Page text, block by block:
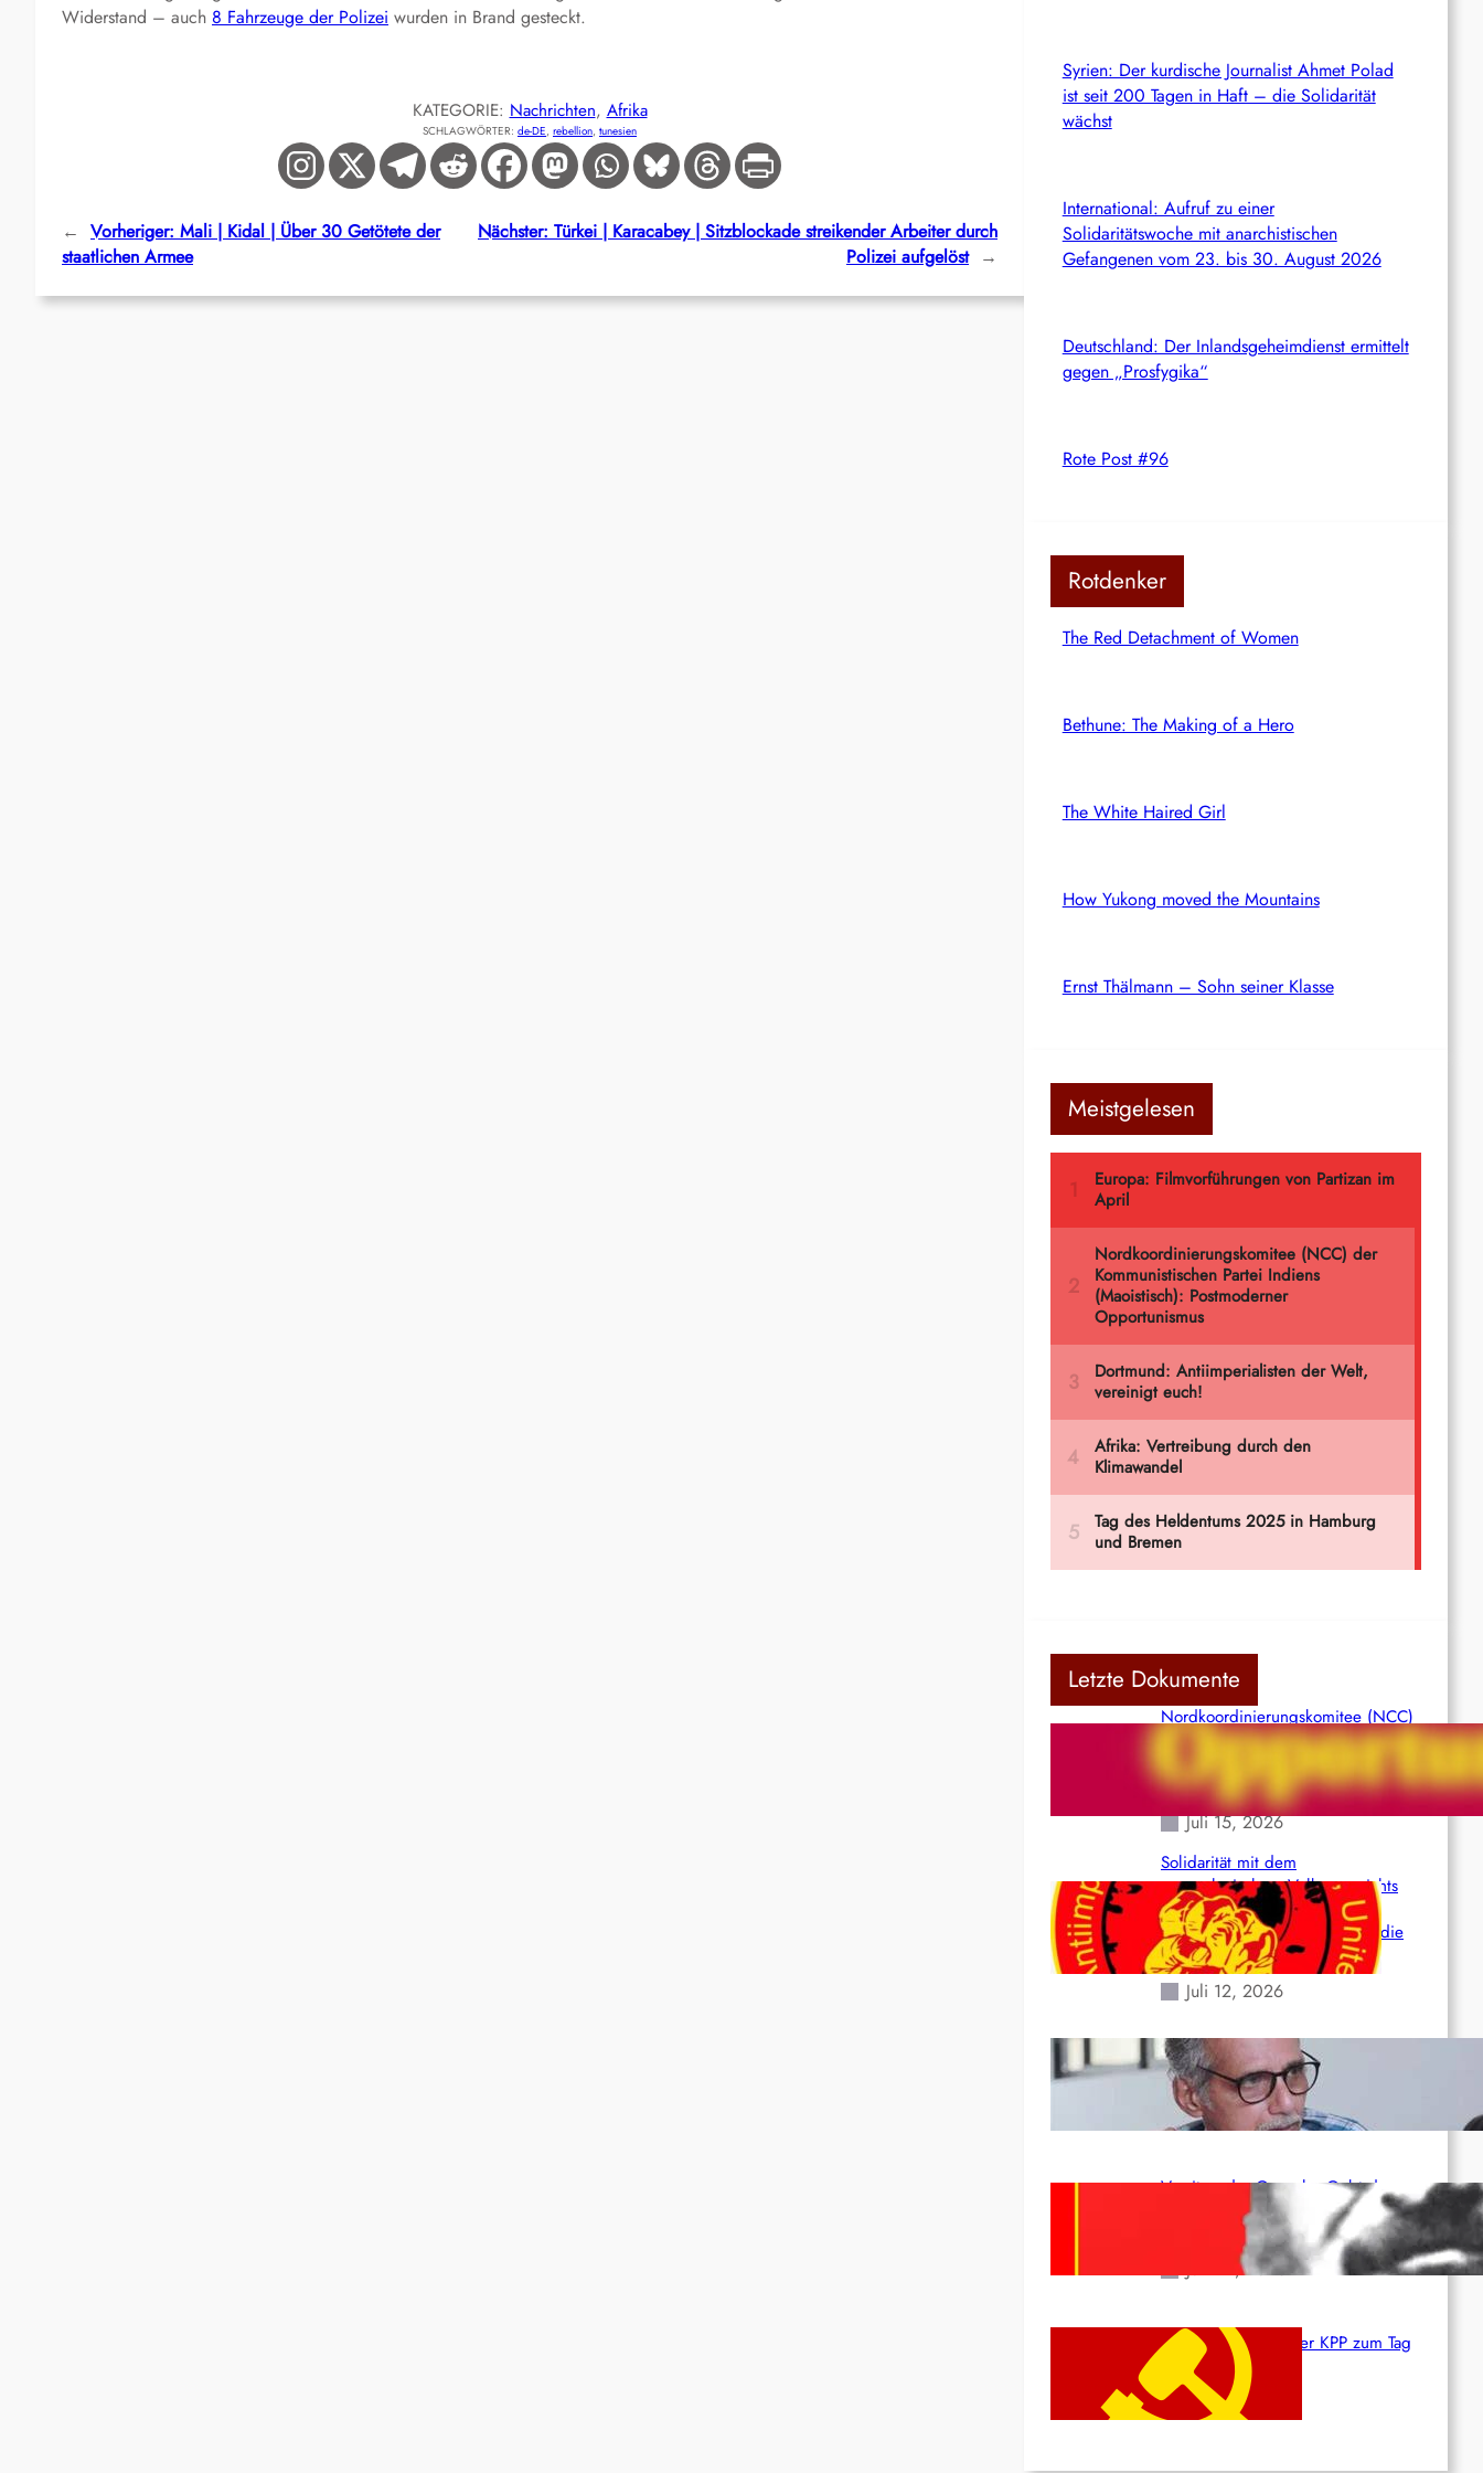
Widerstand – auch 8 Fahrzeuge der Polizei wurden in Brand gesteckt.
KATEGORIE: Nachrichten, Afrika
SCHLAGWÖRTER: de-DE, rebellion, tunesien
← Vorheriger: Mali | Kidal | Über 30 Getötete der
staatlichen Armee
Nächster: Türkei | Karacabey | Sitzblockade streikender Arbeiter durch
Polizei aufgelöst →
Syrien: Der kurdische Journalist Ahmet Polad
ist seit 200 Tagen in Haft – die Solidarität
wächst
International: Aufruf zu einer
Solidaritätswoche mit anarchistischen
Gefangenen vom 23. bis 30. August 2026
Deutschland: Der Inlandsgeheimdienst ermittelt
gegen „Prosfygika“
Rote Post #96
Rotdenker
The Red Detachment of Women
Bethune: The Making of a Hero
The White Haired Girl
How Yukong moved the Mountains
Ernst Thälmann – Sohn seiner Klasse
Meistgelesen
Letzte Dokumente
Nordkoordinierungskomitee (NCC)
der Kommunistischen Partei Indiens
(Maoistisch): Postmoderner
Opportunismus
Juli 15, 2026
Solidarität mit dem
venezolanischem Volk angesichts
der verlorenen Leben und der
katastrophalen Situation durch die
Erdbeben des 24. Juni!
Juli 12, 2026
Indien: „Die Politik der
Kapitulation“ von K. Murali (Ajith)
Juli 1, 2026
Vorsitzender Gonzalo: Gebt das
Leben für die Partei und die
Juni 19, 2026
Beschluss des ZK der KPP zum Tag
des Heldentums
Juni 19, 2026